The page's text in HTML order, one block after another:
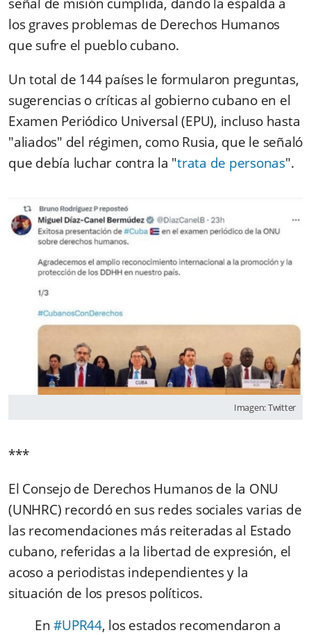
los graves problemas de Derechos Humanos
que sufre el pueblo cubano.
Un total de 144 países le formularon preguntas,
sugerencias o críticas al gobierno cubano en el
Examen Periódico Universal (EPU), incluso hasta
"aliados" del régimen, como Rusia, que le señaló
que debía luchar contra la "trata de personas".
Imagen: Twitter
***
El Consejo de Derechos Humanos de la ONU
(UNHRC) recordó en sus redes sociales varias de
las recomendaciones más reiteradas al Estado
cubano, referidas a la libertad de expresión, el
acoso a periodistas independientes y la
situación de los presos políticos.
En#UPR44, los estados recomendaron a